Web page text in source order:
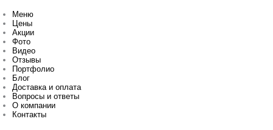
Меню
Цены
Акции
Фото
Видео
Отзывы
Портфолио
Блог
Доставка и оплата
Вопросы и ответы
О компании
Контакты